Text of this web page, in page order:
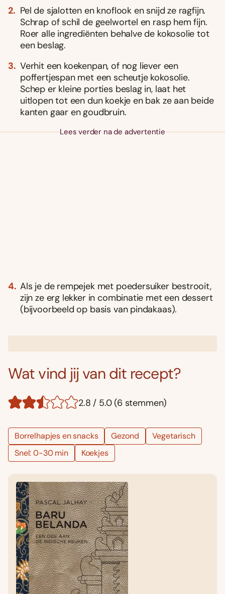
Pel de sjalotten en knoflook en snijd ze ragfijn.
Schrap of schil de geelwortel en rasp hem fijn.
Roer alle ingrediënten behalve de kokosolie tot
een beslag.
Verhit een koekenpan, of nog liever een
poffertjespan met een scheutje kokosolie.
Schep er kleine porties beslag in, laat het
uitlopen tot een dun koekje en bak ze aan beide
kanten gaar en goudbruin.
Lees verder na de advertentie
Als je de rempejek met poedersuiker bestrooit,
zijn ze erg lekker in combinatie met een dessert
(bijvoorbeeld op basis van pindakaas).
Wat vind jij van dit recept?
2.8 / 5.0 (6 stemmen)
Borrelhapjes en snacks Gezond
Vegetarisch
Snel: 0-30 min
Koekjes